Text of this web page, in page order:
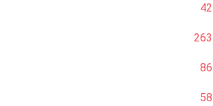
42
263
86
58